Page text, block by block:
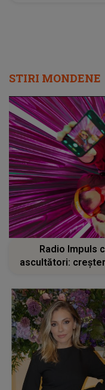
Radio Impuls
ascultători:
Ibacka după
lui Cabral a întors
prima zi de
strălucire,
încredere,